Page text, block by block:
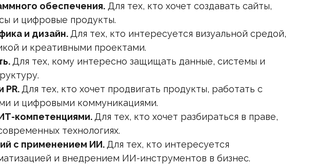
обеспечения. Для тех, кто хочет создавать сайты,
и цифровые продукты.
и дизайн. Для тех, кто интересуется визуальной средой,
и креативными проектами.
Для тех, кому интересно защищать данные, системы и
PR. Для тех, кто хочет продвигать продукты, работать с
и цифровыми коммуникациями.
компетенциями. Для тех, кто хочет разбираться в праве,
технологиях.
с применением ИИ. Для тех, кто интересуется
и внедрением ИИ-инструментов в бизнес.